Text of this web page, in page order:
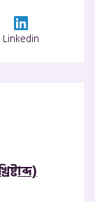
Linkedin